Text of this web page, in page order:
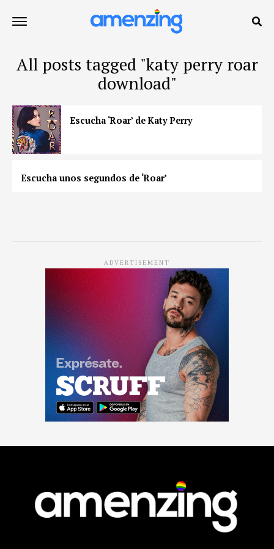
All posts tagged "katy perry roar
download"
Escucha ‘Roar’ de Katy Perry
Escucha unos segundos de ‘Roar’
ADVERTISEMENT